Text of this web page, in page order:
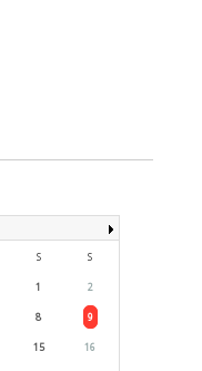
S S
1 2
8 9
15 16